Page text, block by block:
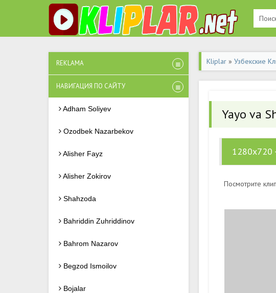
REKLAMA
НАВИГАЦИЯ ПО САЙТУ
Adham Soliyev
Ozodbek Nazarbekov
Alisher Fayz
Alisher Zokirov
Shahzoda
Bahriddin Zuhriddinov
Bahrom Nazarov
Begzod Ismoilov
Bojalar
Kliplar» Узбекские
Yayo va
1280x720
Посмотрите